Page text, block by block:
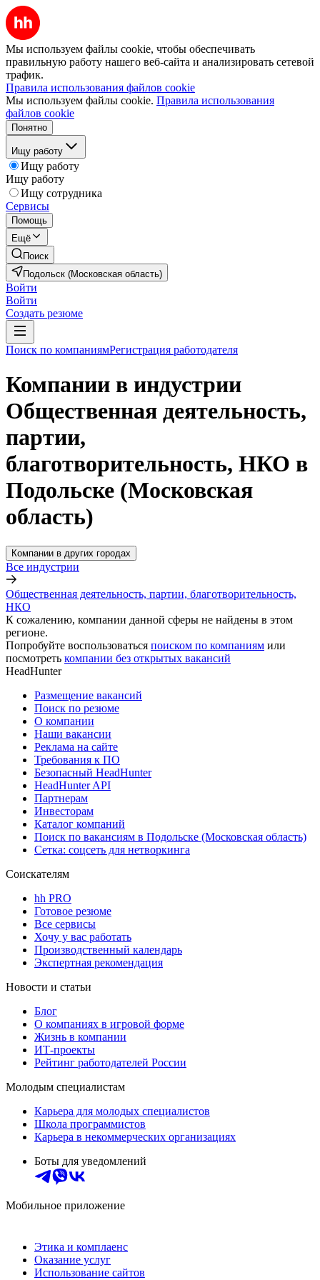
Мы используем файлы cookie, чтобы обеспечивать
правильную работу нашего веб-сайта и анализировать сетевой
трафик.
Правила использования файлов cookie
Мы используем файлы cookie. Правила использования
файлов cookie
Понятно
Ищу работу
Ищу работу
Ищу работу
Ищу сотрудника
Сервисы
Помощь
Ещё
Поиск
Подольск (Московская область)
Войти
Войти
Создать резюме
Поиск по компаниямРегистрация работодателя
Компании в индустрии
Общественная деятельность,
партии,
благотворительность, НКО в
Подольске (Московская
область)
Компании в других городах
Все индустрии
Общественная деятельность, партии, благотворительность,
НКО
К сожалению, компании данной сферы не найдены в этом
регионе.
Попробуйте воспользоваться поиском по компаниям или
посмотреть компании без открытых вакансий
HeadHunter
Размещение вакансий
Поиск по резюме
О компании
Наши вакансии
Реклама на сайте
Требования к ПО
Безопасный HeadHunter
HeadHunter API
Партнерам
Инвесторам
Каталог компаний
Поиск по вакансиям в Подольске (Московская область)
Сетка: соцсеть для нетворкинга
Соискателям
hh PRO
Готовое резюме
Все сервисы
Хочу у вас работать
Производственный календарь
Экспертная рекомендация
Новости и статьи
Блог
О компаниях в игровой форме
Жизнь в компании
ИТ-проекты
Рейтинг работодателей России
Молодым специалистам
Карьера для молодых специалистов
Школа программистов
Карьера в некоммерческих организациях
Боты для уведомлений
Мобильное приложение
Этика и комплаенс
Оказание услуг
Использование сайтов